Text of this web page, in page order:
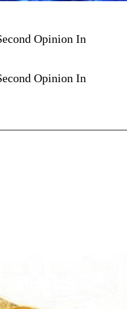
Opinion In
Opinion In